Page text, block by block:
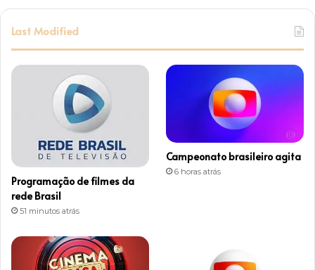
t
r
a
Last Modified
Programação de filmes da
rede Brasil
51 minutos atrás
Campeonato brasileiro agita
6 horas atrás